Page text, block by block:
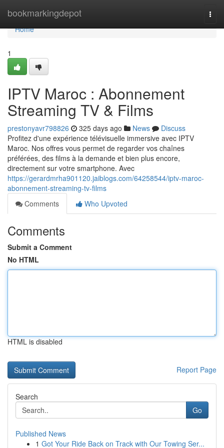
bookmarkingdepot
Home
Home
1
IPTV Maroc : Abonnement
Streaming TV & Films
prestonyavr798826 325 days ago News
Discuss
Profitez d'une expérience télévisuelle immersive avec IPTV
Maroc. Nos offres vous permet de regarder vos chaînes
préférées, des films à la demande et bien plus encore,
directement sur votre smartphone. Avec
https://gerardmrha901120.jaiblogs.com/64258544/iptv-maroc-
abonnement-streaming-tv-films
Comments
Who Upvoted
Comments
Submit a Comment
No HTML
HTML is disabled
Report Page
Search
Go
Published News
1 Got Your Ride Back on Track with Our Towing Ser...